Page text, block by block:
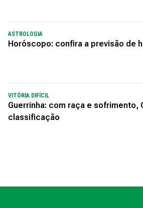
ASTROLOGIA
Horóscopo: confira a previsão de
VITÓRIA DIFÍCIL
Guerrinha: com raça e sofrimento,
classificação